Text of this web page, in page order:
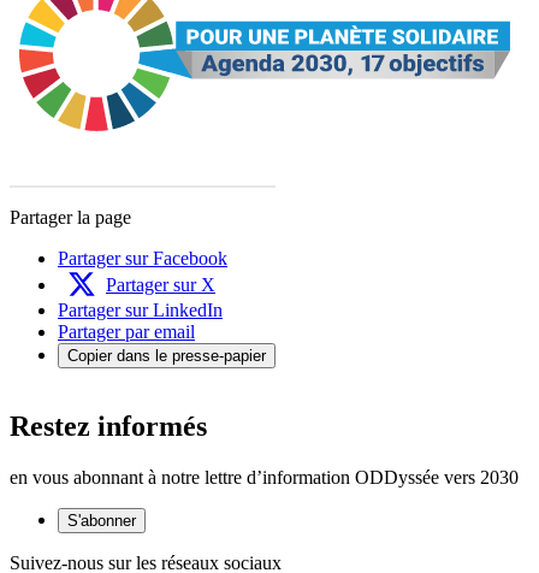
Partager la page
Partager sur Facebook
Partager sur X
Partager sur LinkedIn
Partager par email
Copier dans le presse-papier
Restez informés
en vous abonnant à notre lettre d’information ODDyssée vers 2030
S'abonner
Suivez-nous sur les réseaux sociaux